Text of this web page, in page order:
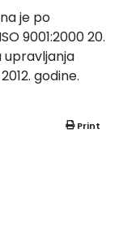
je po
9001:2000 20.
upravljanja
godine.
Print